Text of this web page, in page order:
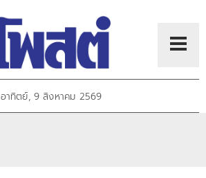
อาทิตย์, 9 สิงหาคม 2569